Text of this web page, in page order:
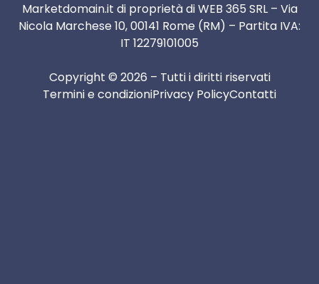
Marketdomain.it di proprietà di WEB 365 SRL – Via
Nicola Marchese 10, 00141 Rome (RM) – Partita IVA:
IT 12279101005
Copyright © 2026 – Tutti i diritti riservati
Termini e condizioniPrivacy PolicyContatti